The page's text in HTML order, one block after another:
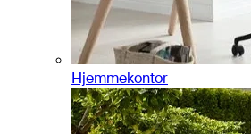
Hjemmekontor